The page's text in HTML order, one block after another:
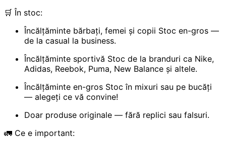
🛒 În stoc:
Încălțăminte bărbați, femei și copii Stoc en-gros —
de la casual la business.
Încălțăminte sportivă Stoc de la branduri ca Nike,
Adidas, Reebok, Puma, New Balance și altele.
Încălțăminte en-gros Stoc în mixuri sau pe bucăți
— alegeți ce vă convine!
Doar produse originale — fără replici sau falsuri.
🚛 Ce e important: